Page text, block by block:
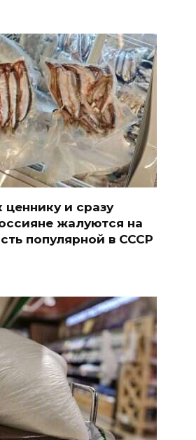
и сразу
жалуются на
популярной в СССР